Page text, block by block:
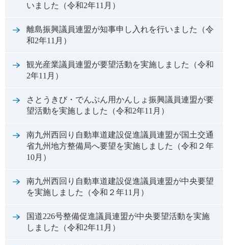
いました（令和2年11月）
離島振興議員連盟が知事申し入れを行いました（令
和2年11月）
観光産業議員連盟が要望活動を実施しました（令和
2年11月）
さとうきび・でんぷん用かんしょ振興議員連盟が要
望活動を実施しました（令和2年11月）
南九州西回り自動車道建設促進議員連盟が国土交通
省九州地方整備局へ要望を実施しました（令和２年
10月）
南九州西回り自動車道建設促進議員連盟が中央要望
を実施しました（令和２年11月）
国道226号整備促進議員連盟が中央要望活動を実施
しました（令和2年11月）